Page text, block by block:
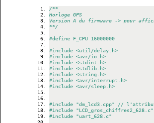
/**
Horloge GPS
Version A du firmware -> pour
**/
#define F_CPU 16000000
#include <util/delay.h>
#include <avr/io.h>
#include <stdint.h>
#include <stdlib.h>
#include <string.h>
#include <avr/interrupt.h>
#include <avr/sleep.h>
#include "dm_lcd3.cpp" //
#include "LCD_gros_chiffres2_628.c"
#include "uart_628.c"